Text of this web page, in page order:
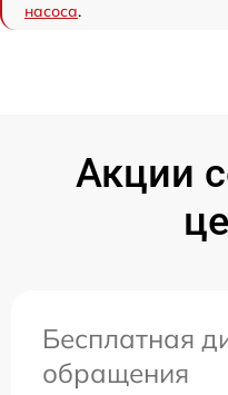
насоса.
Акции
Бесплатная
обращения